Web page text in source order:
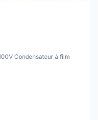
Condensateur à film